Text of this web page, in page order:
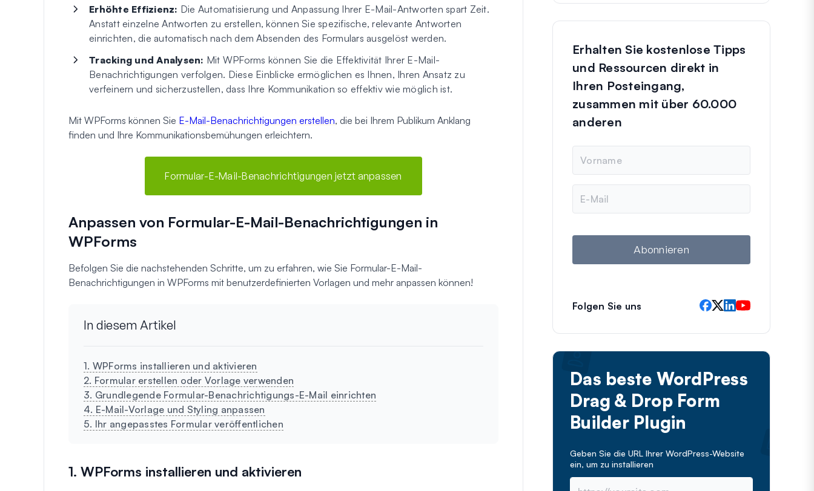
Erhöhte Effizienz: Die Automatisierung und Anpassung Ihrer E-Mail-Antworten spart Zeit.
Anstatt einzelne Antworten zu erstellen, können Sie spezifische, relevante Antworten
einrichten, die automatisch nach dem Absenden des Formulars ausgelöst werden.
Tracking und Analysen: Mit WPForms können Sie die Effektivität Ihrer E-Mail-
Benachrichtigungen verfolgen. Diese Einblicke ermöglichen es Ihnen, Ihren Ansatz zu
verfeinern und sicherzustellen, dass Ihre Kommunikation so effektiv wie möglich ist.
Mit WPForms können Sie E-Mail-Benachrichtigungen erstellen, die bei Ihrem Publikum Anklang
finden und Ihre Kommunikationsbemühungen erleichtern.
Formular-E-Mail-Benachrichtigungen jetzt anpassen
Anpassen von Formular-E-Mail-Benachrichtigungen in
WPForms
Befolgen Sie die nachstehenden Schritte, um zu erfahren, wie Sie Formular-E-Mail-
Benachrichtigungen in WPForms mit benutzerdefinierten Vorlagen und mehr anpassen können!
In diesem Artikel
1. WPForms installieren und aktivieren
2. Formular erstellen oder Vorlage verwenden
3. Grundlegende Formular-Benachrichtigungs-E-Mail einrichten
4. E-Mail-Vorlage und Styling anpassen
5. Ihr angepasstes Formular veröffentlichen
1. WPForms installieren und aktivieren
Erhalten Sie kostenlose Tipps
und Ressourcen direkt in
Ihren Posteingang,
zusammen mit über 60.000
anderen
m
e
M
i
Abonnieren
Folgen Sie uns
Das beste WordPress
Drag & Drop Form
Builder Plugin
Geben Sie die URL Ihrer WordPress-Website
ein, um zu installieren